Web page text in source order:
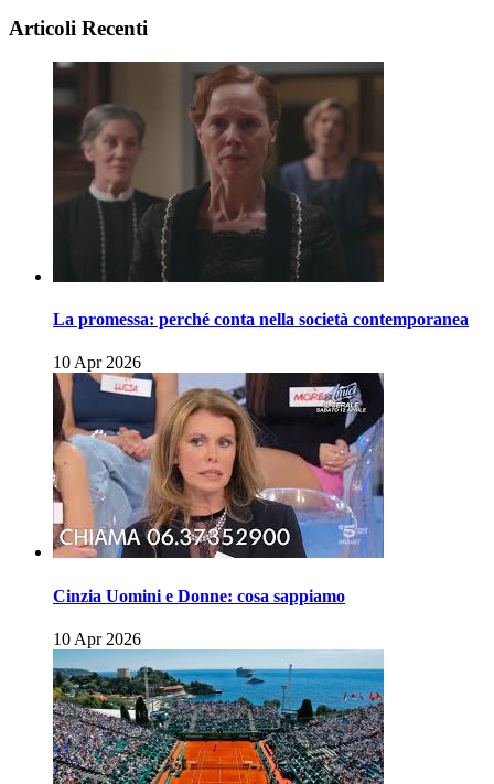
Articoli Recenti
La promessa: perché conta nella società contemporanea
10 Apr 2026
Cinzia Uomini e Donne: cosa sappiamo
10 Apr 2026